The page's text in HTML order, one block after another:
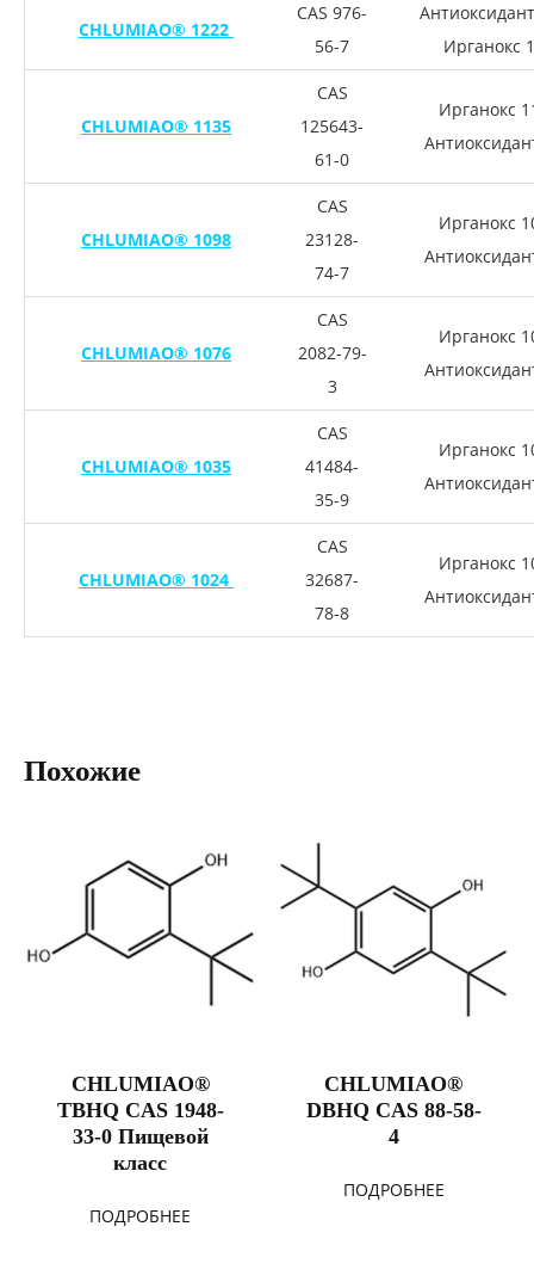
CHLUMIAO® 1222
CAS 976-
56-7
Ирганокс
CHLUMIAO® 1135
CAS
125643-
61-0
Ирганокс
CHLUMIAO® 1098
CAS
23128-
74-7
Ирганокс
CHLUMIAO® 1076
CAS
2082-79-
3
Ирганокс
CHLUMIAO® 1035
CAS
41484-
35-9
Ирганокс
CHLUMIAO® 1024
CAS
32687-
78-8
Ирганокс
Похожие
CHLUMIAO®
TBHQ CAS 1948-
33-0 Пищевой
класс
ПОДРОБНЕЕ
CHLUMIAO®
DBHQ CAS 88-58-
4
ПОДРОБНЕЕ